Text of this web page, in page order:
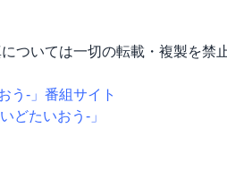
ついては一切の転載・複製を禁
う-」番組サイト
どたいおう-」